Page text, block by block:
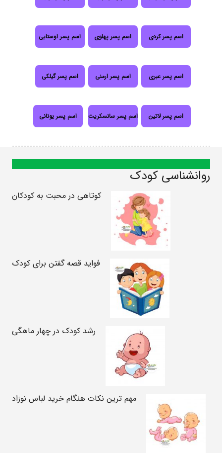
اسم پسر کردی اسم پسر پهلوی اسم پسر اوستایی
اسم پسر عبری اسم پسر ارمنی اسم پسر گیلکی
اسم پسر لاتین اسم پسر سانسکریت اسم پسر یونانی
روانشناسی کودک
کوتاهی در محبت به کودکان
فواید قصه گفتن برای کودک
رشد کودک در چهار ماهگی
مهم ترین نکات هنگام خرید لباس نوزاد